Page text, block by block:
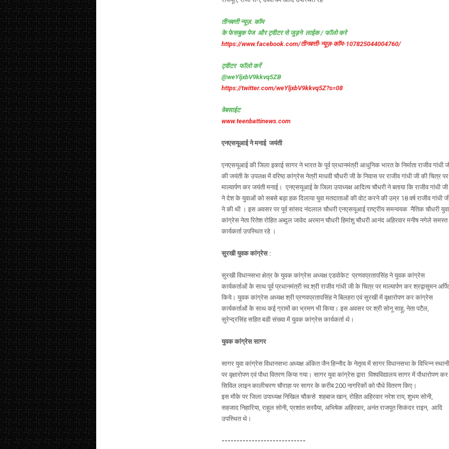
तीनबत्ती न्यूज़. कॉम
के फेसबुक पेज और ट्वीटर से जुड़ने लाईक / फॉलो करे
https://www.facebook.com/तीनबत्ती-न्यूज़-कॉम-107825044004760/
ट्वीटर फॉलो करें
@weYljxbV9kkvq5ZB
https://twitter.com/weYljxbV9kkvq5Z?s=08
वेबसाईट
www.teenbattinews.com
एनएसयूआई ने मनाई जयंती
एनएसयूआई की जिला इकाई सागर ने भारत के पूर्व प्रधानमंत्री आधुनिक भारत के निर्माता राजीव गांधी
की जयंती के उपलक्ष में वरिष्ठ कांग्रेस नेत्री माधवी चौधरी जी के निवास पर राजीव गांधी जी की चित्र पर
माल्यार्पण कर जयंती मनाई। एनएसयूआई के जिला उपाध्यक्ष आदित्य चौधरी ने बताया कि राजीव गांधी जी
ने देश के युवाओं को सबसे बड़ा हक दिलाया युवा मतदाताओं की वोट करने की उम्र 18 वर्ष राजीव गांधी
ने की थी । इस अवसर पर पूर्व सांसद नंदलाल चौधरी एनएसयूआई राष्ट्रीय समन्वयक नैतिक चौधरी युवा
कांग्रेस नेता रितेश रोहित अब्दुल जावेद अरमान चौधरी हिमांशु चौधरी आनंद अहिरवार मनीष नगेले समस्त
कार्यकर्ता उपस्थित रहे ।
सुरखी युवक कांग्रेस :
सुरखी विधानसभा क्षेत्र के युवक कांग्रेस अध्यक्ष एडवोकेट प्रणवप्रतापसिंह ने युवक कांग्रेस
कार्यकर्ताओं के साथ पूर्व प्रधानमंत्री स्व.श्री राजीव गांधी जी के चित्र पर माल्यार्पण कर श्रद्वासुमन
किये। युवक कांग्रेस अध्यक्ष श्री प्रणवप्रतापसिंह ने बिलहरा एवं सुरखी में वृक्षारोपण कर कांग्रेस
कार्यकर्ताओं के साथ कई ग्रामों का भ्रमण भी किया। इस अवसर पर श्री सोनू साहू, नेता पटैल,
सुरेन्द्रसिंह सहित बडी संख्या में युवक कांग्रेस कार्यकर्ता थे।
युवक कांग्रेस सागर
सागर युवा कांग्रेस विधानसभा अध्यक्ष अंकित जैन हिन्नौद के नेतृत्व में सागर विधानसभा के विभिन्न स्थानों
पर वृक्षारोपण एवं पौधा वितरण किया गया। सागर युवा कांग्रेस द्वारा विश्वविद्यालय सागर में पौधारोपण कर
सिविल लाइन कालीचरण चौराहा पर सागर के करीब 200 नागरिकों को पौधे वितरण किए।
इस मौके पर जिला उपाध्यक्ष निखिल चौकसे शहबाज खान, रोहित अहिरवार नरेश राय, शुभम सोनी,
सहजाद निहारिया, राहुल सोनी, प्रशांत सरवैया, अभिषेक अहिरवार, अनंत राजपूत सिकंदर राइन, आदि
उपस्थित थे।
----------------------------